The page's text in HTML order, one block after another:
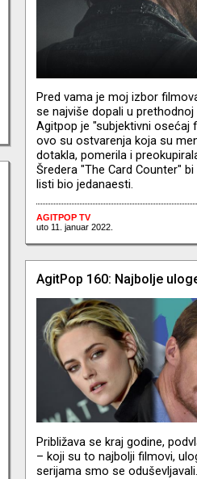
Pred vama je moj izbor
se najviše dopali u prethodnoj
Agitpop je "subjektivni osećaj
ovo su ostvarenja koja su
dotakla, pomerila i
Šredera "The Card Counter"
listi bio jedanaesti.
AGITPOP TV
uto 11. januar 2022.
AgitPop 160: Najbolje
Približava se kraj godine,
– koji su to najbolji filmovi,
serijama smo se oduševljavali.